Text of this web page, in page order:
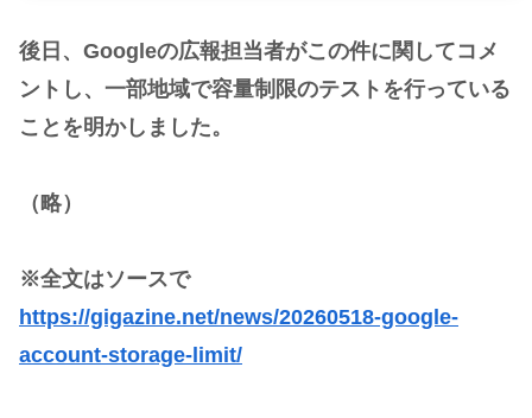
後日、Googleの広報担当者がこの件に関してコメ
ントし、一部地域で容量制限のテストを行っている
ことを明かしました。
（略）
※全文はソースで
https://gigazine.net/news/20260518-google-
account-storage-limit/